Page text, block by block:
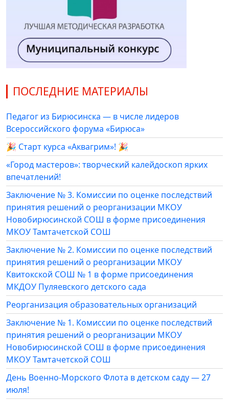
ПОСЛЕДНИЕ МАТЕРИАЛЫ
Педагог из Бирюсинска — в числе лидеров
Всероссийского форума «Бирюса»
🎉 Старт курса «Аквагрим»! 🎉
«Город мастеров»: творческий калейдоскоп ярких
впечатлений!
Заключение № 3. Комиссии по оценке последствий
принятия решений о реорганизации МКОУ
Новобирюсинской СОШ в форме присоединения
МКОУ Тамтачетской СОШ
Заключение № 2. Комиссии по оценке последствий
принятия решений о реорганизации МКОУ
Квитокской СОШ № 1 в форме присоединения
МКДОУ Пуляевского детского сада
Реорганизация образовательных организаций
Заключение № 1. Комиссии по оценке последствий
принятия решений о реорганизации МКОУ
Новобирюсинской СОШ в форме присоединения
МКОУ Тамтачетской СОШ
День Военно-Морского Флота в детском саду — 27
июля!